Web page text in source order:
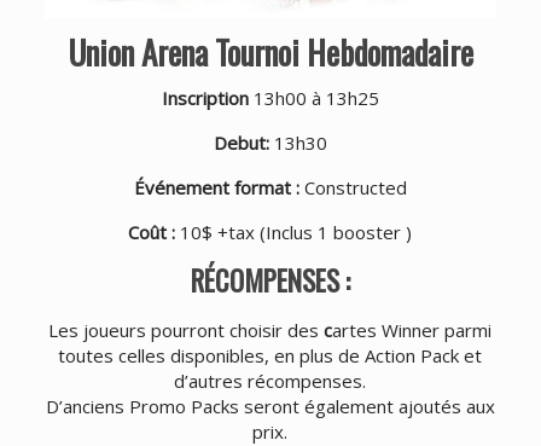
Union Arena Tournoi Hebdomadaire
Inscription 13h00 à 13h25
Debut:13h30
Événement format : Constructed
Coût : 10$ +tax (Inclus 1 booster )
RÉCOMPENSES :
Les joueurs pourront choisir descartes Winner parmi
toutes celles disponibles, en plus de Action Pack et
d’autres récompenses.
D’anciens Promo Packs seront également ajoutés aux
prix.